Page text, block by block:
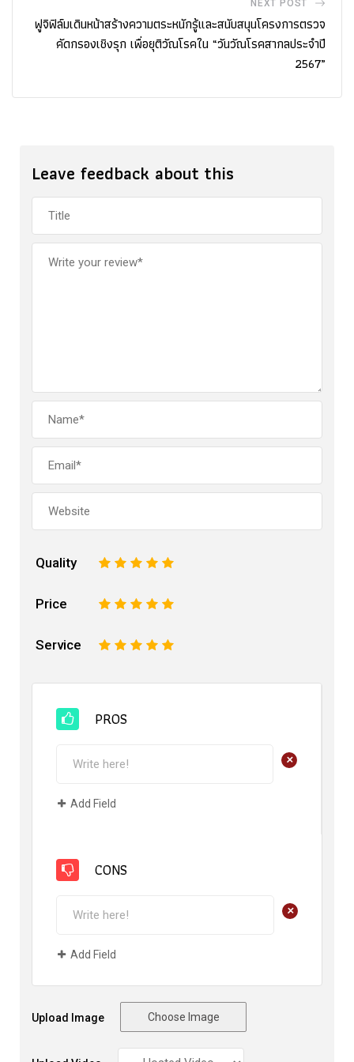
NEXT POST
ฟูจิฟิล์มเดินหน้าสร้างความตระหนักรู้และสนับสนุนโครงการตรวจ
คัดกรองเชิงรุก เพื่อยุติวัณโรคใน “วันวัณโรคสากลประจำปี
2567”
Leave feedback about this
Quality 5
4
3
2
Price 5
4
3
2
Service 5
4
3
2
PROS
+
Add Field
CONS
+
Add Field
Upload Image Choose Image